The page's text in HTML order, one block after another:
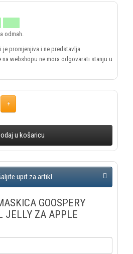
odmah.
promjenjiva i ne predstavlja
webshopu ne mora odgovarati stanju u
u košaricu
GOOSPERY
JELLY ZA APPLE